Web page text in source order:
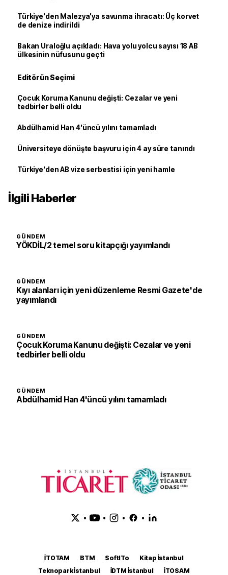
Türkiye'den Malezya'ya savunma ihracatı: Üç korvet
de denize indirildi
Bakan Uraloğlu açıkladı: Hava yolu yolcu sayısı 18 AB
ülkesinin nüfusunu geçti
Editörün Seçimi
Çocuk Koruma Kanunu değişti: Cezalar ve yeni
tedbirler belli oldu
Abdülhamid Han 4'üncü yılını tamamladı
Üniversiteye dönüşte başvuru için 4 ay süre tanındı
Türkiye'den AB vize serbestisi için yeni hamle
İlgili Haberler
GÜNDEM
YÖKDİL/2 temel soru kitapçığı yayımlandı
GÜNDEM
Kıyı alanları için yeni düzenleme Resmi Gazete'de
yayımlandı
GÜNDEM
Çocuk Koruma Kanunu değişti: Cezalar ve yeni
tedbirler belli oldu
GÜNDEM
Abdülhamid Han 4'üncü yılını tamamladı
• • • •
İTOTAM BTM SoftITo
Kitap İstanbul
Teknopark İstanbul
İDTM İstanbul
İTOSAM